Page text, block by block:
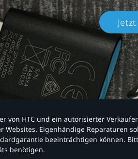
von HTC und ein autorisierter
Websites. Eigenhändige Reparaturen
beeinträchtigen können.
benötigen.​